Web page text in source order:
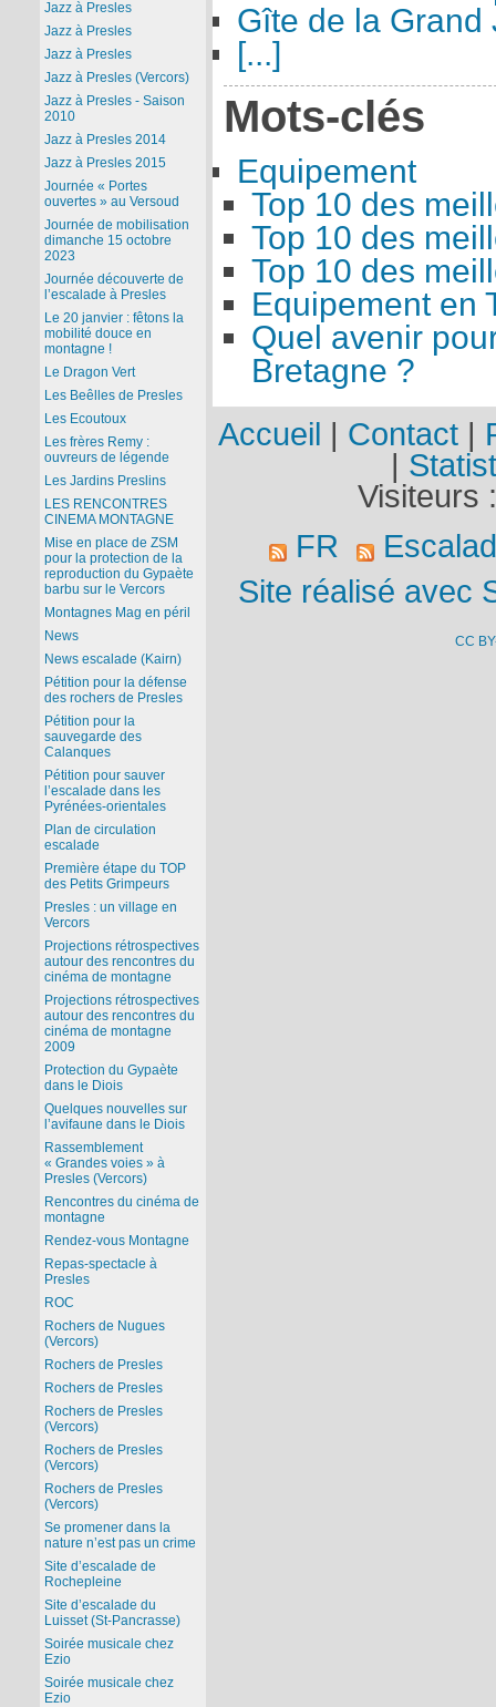
Gîte de la Grand
[...]
Mots-clés
Equipement
Top 10 des
Top 10 des
Top 10 des
Equipement en
Quel avenir
Bretagne ?
Jazz à Presles
Jazz à Presles
Jazz à Presles
Jazz à Presles (Vercors)
Jazz à Presles - Saison
2010
Jazz à Presles 2014
Jazz à Presles 2015
Journée « Portes
ouvertes » au Versoud
Journée de mobilisation
dimanche 15 octobre
2023
Journée découverte de
l’escalade à Presles
Le 20 janvier : fêtons la
mobilité douce en
montagne !
Le Dragon Vert
Les Beêlles de Presles
Les Ecoutoux
Les frères Remy :
ouvreurs de légende
Les Jardins Preslins
LES RENCONTRES
CINEMA MONTAGNE
Mise en place de ZSM
pour la protection de la
reproduction du Gypaète
barbu sur le Vercors
Montagnes Mag en péril
News
News escalade (Kairn)
Pétition pour la défense
des rochers de Presles
Pétition pour la
sauvegarde des
Calanques
Pétition pour sauver
l’escalade dans les
Pyrénées-orientales
Plan de circulation
escalade
Première étape du TOP
des Petits Grimpeurs
Presles : un village en
Vercors
Projections rétrospectives
autour des rencontres du
cinéma de montagne
Projections rétrospectives
autour des rencontres du
cinéma de montagne
2009
Protection du Gypaète
dans le Diois
Quelques nouvelles sur
l’avifaune dans le Diois
Rassemblement
« Grandes voies » à
Presles (Vercors)
Rencontres du cinéma de
montagne
Rendez-vous Montagne
Repas-spectacle à
Presles
ROC
Rochers de Nugues
(Vercors)
Rochers de Presles
Rochers de Presles
Rochers de Presles
(Vercors)
Rochers de Presles
(Vercors)
Rochers de Presles
(Vercors)
Se promener dans la
nature n’est pas un crime
Site d’escalade de
Rochepleine
Site d’escalade du
Luisset (St-Pancrasse)
Soirée musicale chez
Ezio
Soirée musicale chez
Ezio
Accueil Contact
Visiteurs
FR
Site réalisé avec
CC